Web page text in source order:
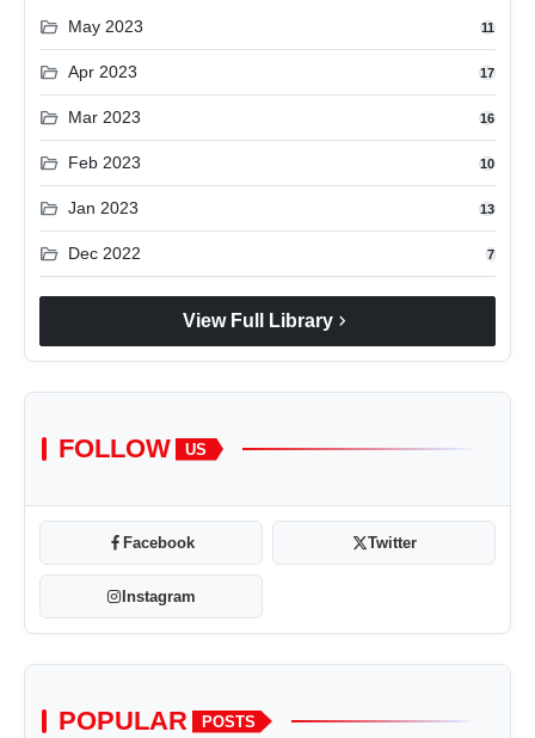
folder_open May 2023 11
folder_open Apr 2023 17
folder_open Mar 2023 16
folder_open Feb 2023 10
folder_open Jan 2023 13
folder_open Dec 2022 7
View Full Library chevron_right
FOLLOW US
Facebook Twitter
Instagram
POPULAR POSTS